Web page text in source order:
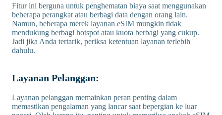
Fitur ini berguna untuk penghematan biaya saat menggunakan
beberapa perangkat atau berbagi data dengan orang lain.
Namun, beberapa merek layanan eSIM mungkin tidak
mendukung berbagi hotspot atau kuota berbagi yang cukup.
Jadi jika Anda tertarik, periksa ketentuan layanan terlebih
dahulu.
Layanan Pelanggan:
Layanan pelanggan memainkan peran penting dalam
memastikan pengalaman yang lancar saat bepergian ke luar